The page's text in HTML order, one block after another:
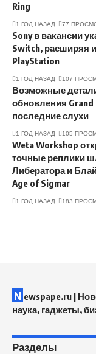
Ring
1 ГОД НАЗАД 77
Sony в вакансии
Switch, расширяя
PlayStation
1 ГОД НАЗАД 107
Возможные
обновления
последние слухи
1 ГОД НАЗАД 105
Weta Workshop
точные реплики
Либератора и
Age of Sigmar
1 ГОД НАЗАД 183
N ewspape.ru |
наука, гаджеты,
Разделы